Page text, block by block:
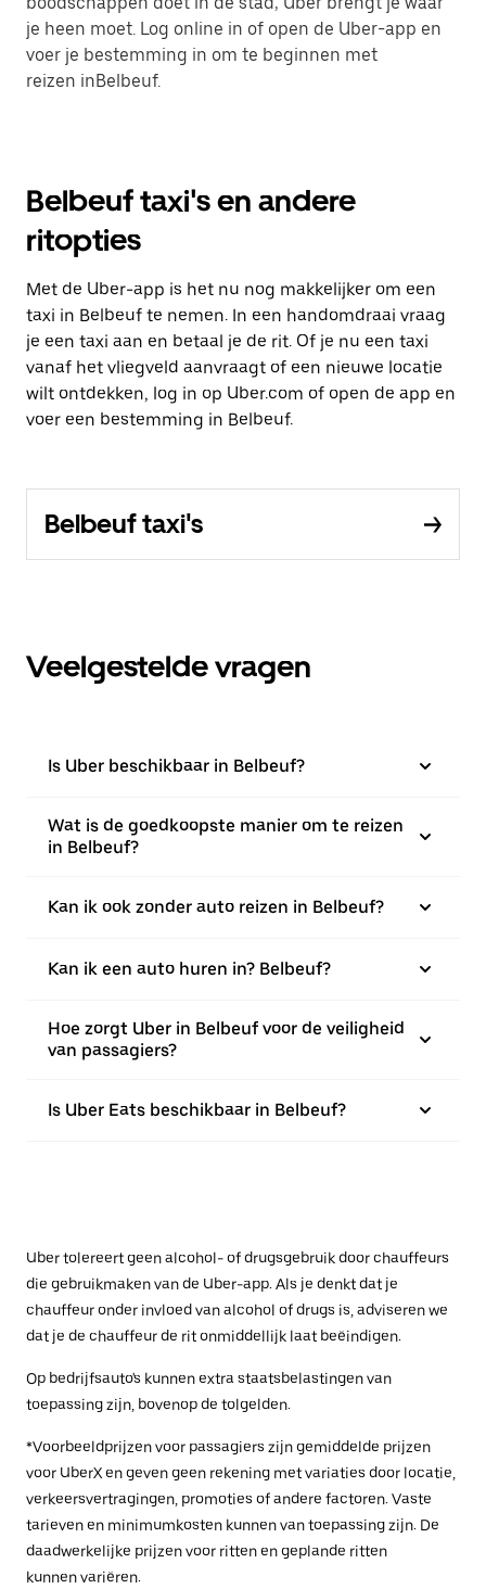
je heen moet. Log online in of open de Uber-app en
voer je bestemming in om te beginnen met
reizen inBelbeuf.
Belbeuf taxi's en andere
ritopties
Met de Uber-app is het nu nog makkelijker om een
taxi in Belbeuf te nemen. In een handomdraai vraag
je een taxi aan en betaal je de rit. Of je nu een taxi
vanaf het vliegveld aanvraagt of een nieuwe locatie
wilt ontdekken, log in op Uber.com of open de app en
voer een bestemming in Belbeuf.
Belbeuf taxi's
Veelgestelde vragen
Is Uber beschikbaar in Belbeuf?
Wat is de goedkoopste manier om te reizen
in Belbeuf?
Kan ik ook zonder auto reizen in Belbeuf?
Kan ik een auto huren in? Belbeuf?
Hoe zorgt Uber in Belbeuf voor de veiligheid
van passagiers?
Is Uber Eats beschikbaar in Belbeuf?
Uber tolereert geen alcohol- of drugsgebruik door chauffeurs
die gebruikmaken van de Uber-app. Als je denkt dat je
chauffeur onder invloed van alcohol of drugs is, adviseren we
dat je de chauffeur de rit onmiddellijk laat beëindigen.
Op bedrijfsauto's kunnen extra staatsbelastingen van
toepassing zijn, bovenop de tolgelden.
*Voorbeeldprijzen voor passagiers zijn gemiddelde prijzen
voor UberX en geven geen rekening met variaties door locatie,
verkeersvertragingen, promoties of andere factoren. Vaste
tarieven en minimumkosten kunnen van toepassing zijn. De
daadwerkelijke prijzen voor ritten en geplande ritten
kunnen variëren.